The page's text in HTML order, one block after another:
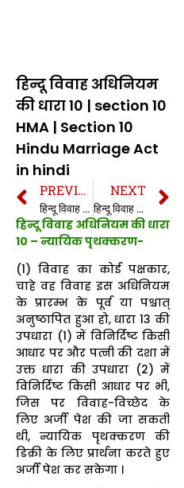
हिन्दू विवाह अधिनियम
की धारा 10 | section 10
HMA | Section 10
Hindu Marriage Act
in hindi
PREVIOUS
हिन्दू विवाह अधिनियम की धारा 9 | section 9 HMA | Section 9 Hindu Marriage Act in hindi
NEXT
हिन्दू विवाह अधिनियम की धारा 11 | section 11 HMA | Section 11 Hindu Marriage Act in hindi
हिन्दू विवाह अधिनियम की धारा
10 – न्यायिक पृथक्करण-
(1) विवाह का कोई पक्षकार,
चाहे वह विवाह इस अधिनियम
के प्रारम्भ के पूर्व या पश्चात्
अनुष्ठापित हुआ हो, धारा 13 की
उपधारा (1) में विनिर्दिष्ट किसी
आधार पर और पत्नी की दशा में
उक्त धारा की उपधारा (2) में
विनिर्दिष्ट किसी आधार पर भी,
जिस पर विवाह-विच्छेद के
लिए अर्जी पेश की जा सकती
थी, न्यायिक पृथक्करण की
डिक्री के लिए प्रार्थना करते हुए
अर्जी पेश कर सकेगा ।